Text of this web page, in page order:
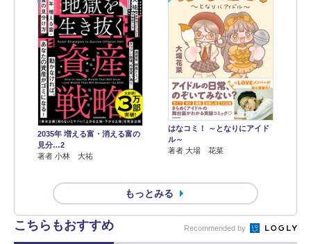
2035年 増える富・消える富の
見分…2
著者 小林 大祐
はなコミ！ ～となりにアイド
ル～
著者 大場 花菜
もっとみる
こちらもおすすめ Recommended by